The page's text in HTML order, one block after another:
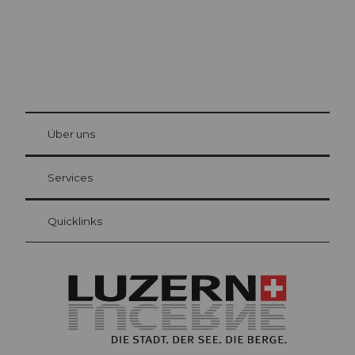
Gästekarte Luzern
Ihre Vorteile als Übernachtungsgast
at Bre
Über uns
Services
Quicklinks